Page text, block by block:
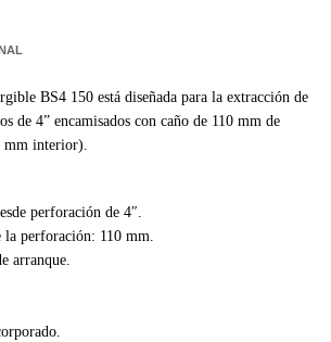
BS4 150 está diseñada para la extracción de
de 4” encamisados con caño de 110 mm de
mm interior).
perforación de 4″.
la perforación: 110 mm.
arranque.